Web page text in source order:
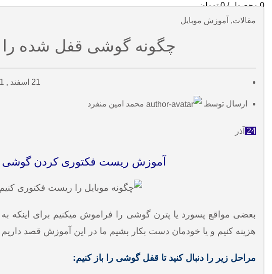
0 محصول /
0 تومان
مقالات, آموزش موبایل
چگونه گوشی قفل شده
21 اسفند , 1401
ارسال توسط محمد امین منفرد
24 آذر
آموزش ریست فکتوری کردن
بعضی مواقع پسورد یا پترنگوشی را فراموش میکنیم برای اینکه
هزینه کنیم و یا خودمان دست بکار بشیم ما در این آموزش قصد
مراحل زیر را دنبال کنید تا قفل گوشی را باز کنیم: